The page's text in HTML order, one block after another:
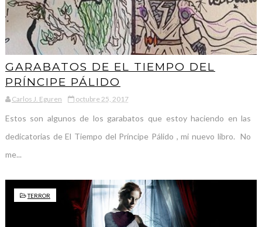
GARABATOS DE EL TIEMPO DEL
PRÍNCIPE PÁLIDO
Carlos J. Eguren octubre 25, 2017
Estos son algunos de los garabatos que estoy haciendo en las
dedicatorias de El Tiempo del Príncipe Pálido , mi nuevo libro. No
me...
TERROR